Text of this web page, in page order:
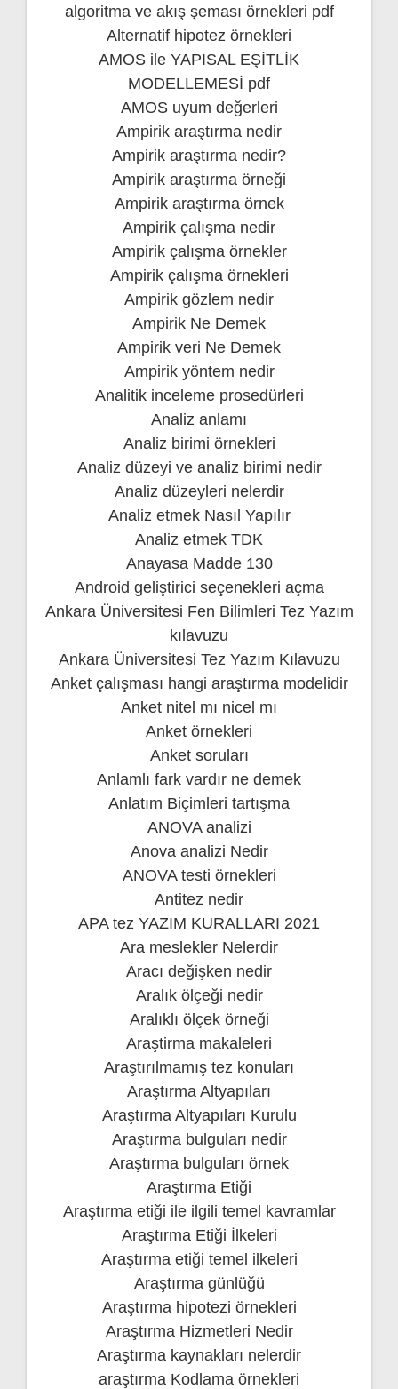
algoritma ve akış şeması örnekleri pdf
Alternatif hipotez örnekleri
AMOS ile YAPISAL EŞİTLİK
MODELLEMESİ pdf
AMOS uyum değerleri
Ampirik araştırma nedir
Ampirik araştırma nedir?
Ampirik araştırma örneği
Ampirik araştırma örnek
Ampirik çalışma nedir
Ampirik çalışma örnekler
Ampirik çalışma örnekleri
Ampirik gözlem nedir
Ampirik Ne Demek
Ampirik veri Ne Demek
Ampirik yöntem nedir
Analitik inceleme prosedürleri
Analiz anlamı
Analiz birimi örnekleri
Analiz düzeyi ve analiz birimi nedir
Analiz düzeyleri nelerdir
Analiz etmek Nasıl Yapılır
Analiz etmek TDK
Anayasa Madde 130
Android geliştirici seçenekleri açma
Ankara Üniversitesi Fen Bilimleri Tez Yazım
kılavuzu
Ankara Üniversitesi Tez Yazım Kılavuzu
Anket çalışması hangi araştırma modelidir
Anket nitel mı nicel mı
Anket örnekleri
Anket soruları
Anlamlı fark vardır ne demek
Anlatım Biçimleri tartışma
ANOVA analizi
Anova analizi Nedir
ANOVA testi örnekleri
Antitez nedir
APA tez YAZIM KURALLARI 2021
Ara meslekler Nelerdir
Aracı değişken nedir
Aralık ölçeği nedir
Aralıklı ölçek örneği
Araştirma makaleleri
Araştırılmamış tez konuları
Araştırma Altyapıları
Araştırma Altyapıları Kurulu
Araştırma bulguları nedir
Araştırma bulguları örnek
Araştırma Etiği
Araştırma etiği ile ilgili temel kavramlar
Araştırma Etiği İlkeleri
Araştırma etiği temel ilkeleri
Araştırma günlüğü
Araştırma hipotezi örnekleri
Araştırma Hizmetleri Nedir
Araştırma kaynakları nelerdir
araştırma Kodlama örnekleri